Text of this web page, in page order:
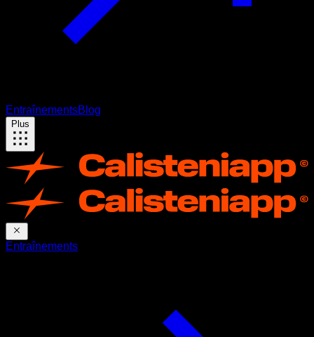
EntraînementsBlog
Plus
Entraînements